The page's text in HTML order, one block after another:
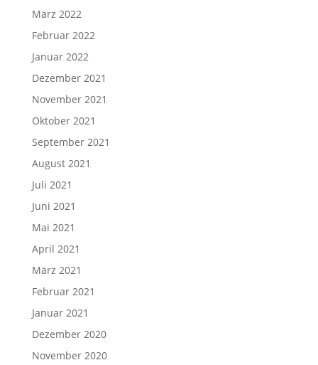
März 2022
Februar 2022
Januar 2022
Dezember 2021
November 2021
Oktober 2021
September 2021
August 2021
Juli 2021
Juni 2021
Mai 2021
April 2021
März 2021
Februar 2021
Januar 2021
Dezember 2020
November 2020